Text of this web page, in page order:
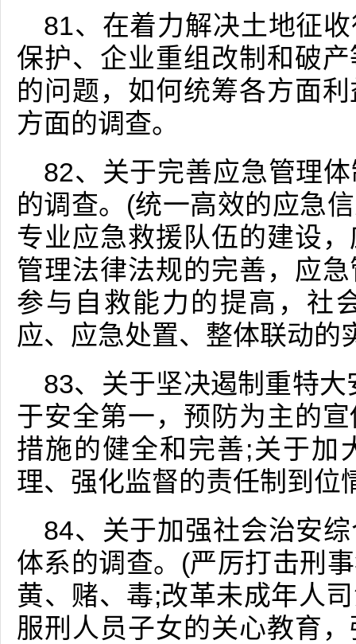
81、在着力解决土地征
保护、企业重组改制和破
的问题，如何统筹各方面
方面的调查。
82、关于完善应急管理
的调查。(统一高效的应急
专业应急救援队伍的建设
管理法律法规的完善，应
参与自救能力的提高，社
应、应急处置、整体联动的
83、关于坚决遏制重特
于安全第一，预防为主的
措施的健全和完善;关于加
理、强化监督的责任制到位
84、关于加强社会治安
体系的调查。(严厉打击刑
黄、赌、毒;改革未成年人
服刑人员子女的关心教育